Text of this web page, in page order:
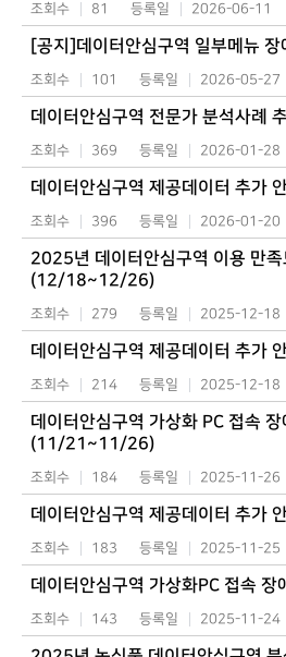
조회수 81 등록일 2026-06-11
[공지]데이터안심구역 일부메뉴 장
조회수 101 등록일 2026-05-27
데이터안심구역 전문가 분석사례
조회수 369 등록일 2026-01-28
데이터안심구역 제공데이터 추가
조회수 396 등록일 2026-01-20
2025년 데이터안심구역 이용 만족
(12/18~12/26)
조회수 279 등록일 2025-12-18
데이터안심구역 제공데이터 추가
조회수 214 등록일 2025-12-18
데이터안심구역 가상화 PC 접속 장
(11/21~11/26)
조회수 184 등록일 2025-11-26
데이터안심구역 제공데이터 추가
조회수 183 등록일 2025-11-25
데이터안심구역 가상화PC 접속
조회수 143 등록일 2025-11-24